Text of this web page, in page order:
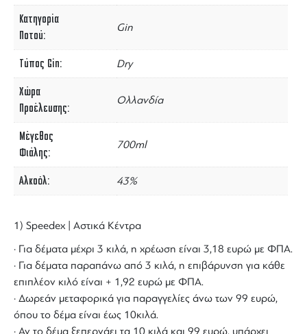
Κατηγορία
Ποτού
Gin
Τύπος Gin Dry
Χώρα
Προέλευσης
Ολλανδία
Μέγεθος
Φιάλης
700ml
Αλκοόλ 43%
1) Speedex | Αστικά Κέντρα
· Για δέματα μέχρι 3 κιλά, η χρέωση είναι 3,18 ευρώ με ΦΠΑ.
· Για δέματα παραπάνω από 3 κιλά, η επιβάρυνση για κάθε
επιπλέον κιλό είναι + 1,92 ευρώ με ΦΠΑ.
· Δωρεάν μεταφορικά για παραγγελίες άνω των 99 ευρώ,
όπου το δέμα είναι έως 10κιλά.
· Αν το δέμα ξεπερνάει τα 10 κιλά και 99 ευρώ, υπάρχει